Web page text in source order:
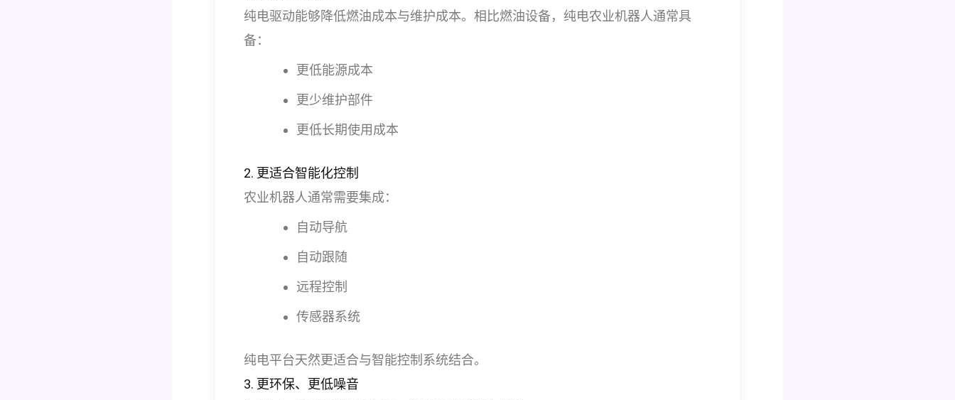
纯电驱动能够降低燃油成本与维护成本。相比燃油设备，纯电农业机器人通常具
备：
更低能源成本
更少维护部件
更低长期使用成本
2. 更适合智能化控制
农业机器人通常需要集成：
自动导航
自动跟随
远程控制
传感器系统
纯电平台天然更适合与智能控制系统结合。
3. 更环保、更低噪音